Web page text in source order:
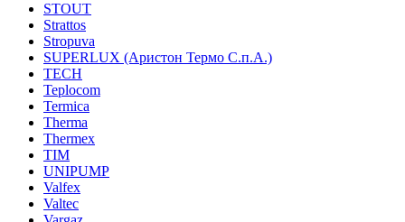
STOUT
Strattos
Stropuva
SUPERLUX (Аристон Термо С.п.А.)
TECH
Teplocom
Termica
Therma
Thermex
TIM
UNIPUMP
Valfex
Valtec